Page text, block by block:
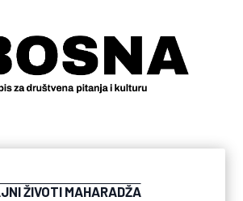
ŽIVOTI MAHARADŽA